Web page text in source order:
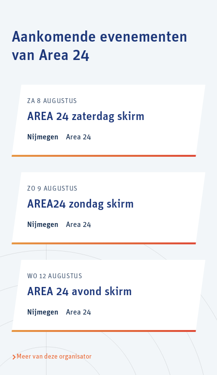
Aankomende evenementen
van Area 24
ZA 8 AUGUSTUS
AREA 24 zaterdag skirm
Nijmegen Area 24
ZO 9 AUGUSTUS
AREA24 zondag skirm
Nijmegen Area 24
WO 12 AUGUSTUS
AREA 24 avond skirm
Nijmegen Area 24
Meer van deze organisator